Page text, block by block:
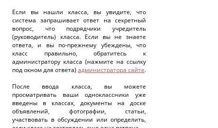
Если вы нашли класса, вы увидите, что
система запрашивает ответ на секретный
вопрос, что подрядчики учредитель
(руководитель) класса. Если вы не знаете
ответа, и вы по-прежнему убеждены, что
класс правильно, обратитесь к
администратору класса (нажмите на ссылку
под окном для ответа) администратора сайте.
После ввода класса, вы можете
просматривать ваши одноклассники уже
введены в классах, документы на доске
объявлений, фотографии, статьи,
участвовать в обсуждении или определить,